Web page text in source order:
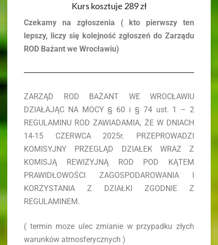
Kurs kosztuje 289 zł
Czekamy na zgłoszenia ( kto pierwszy ten
lepszy, liczy się kolejność zgłoszeń do Zarządu
ROD Bażant we Wrocławiu)
ZARZĄD ROD BAŻANT WE WROCŁAWIU
DZIAŁAJĄC NA MOCY § 60 i § 74 ust. 1 – 2
REGULAMINU ROD ZAWIADAMIA, ŻE W DNIACH
14-15 CZERWCA 2025r. PRZEPROWADZI
KOMISYJNY PRZEGLĄD DZIAŁEK WRAZ Z
KOMISJĄ REWIZYJNĄ ROD POD KĄTEM
PRAWIDŁOWOŚCI ZAGOSPODAROWANIA I
KORZYSTANIA Z DZIAŁKI ZGODNIE Z
REGULAMINEM.
( termin moze ulec zmianie w przypadku złych
warunków atmosferycznych )